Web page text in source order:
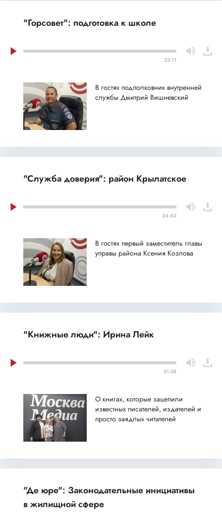
"Горсовет": подготовка к школе
23:11
В гостях подполковник внутренней
службы Дмитрий Вишневский
"Служба доверия": район Крылатское
24:42
В гостях первый заместитель главы
управы района Ксения Козлова
"Книжные люди": Ирина Лейк
51:38
О книгах, которые зацепили
известных писателей, издателей и
просто заядлых читателей
"Де юре": Законодательные инициативы
в жилищной сфере